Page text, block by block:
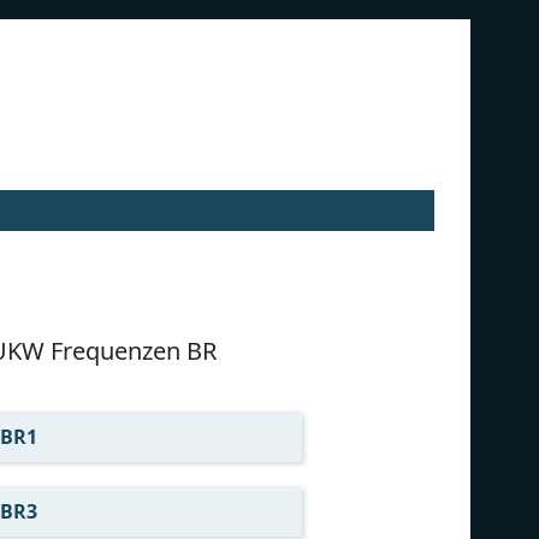
Frequenzen BR
BR1
BR3